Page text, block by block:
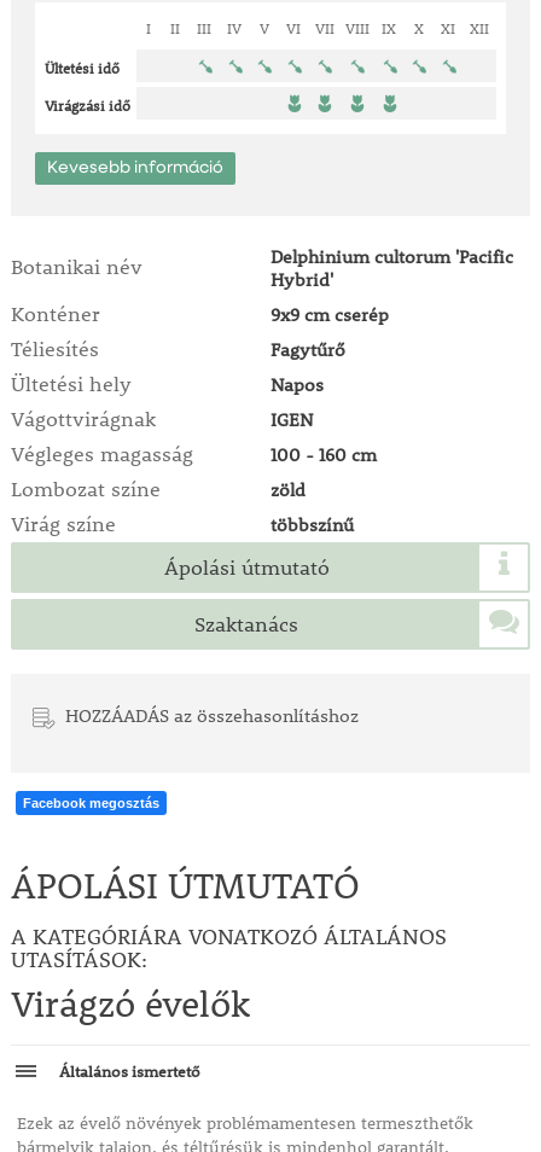
I II III IV V VI VII VIII IX X XI XII
Ültetési idő
Virágzási idő
Kevesebb információ
Botanikai név
Delphinium cultorum 'Pacific
Hybrid'
Konténer 9x9 cm cserép
Téliesítés Fagytűrő
Ültetési hely Napos
Vágottvirágnak IGEN
Végleges magasság 100 - 160 cm
Lombozat színe zöld
Virág színe többszínű
Ápolási útmutató
Szaktanács
HOZZÁADÁS az összehasonlításhoz
Facebook megosztás
ÁPOLÁSI ÚTMUTATÓ
A KATEGÓRIÁRA VONATKOZÓ ÁLTALÁNOS
UTASÍTÁSOK:
Virágzó évelők
Általános ismertető
Ezek az évelő növények problémamentesen termeszthetők